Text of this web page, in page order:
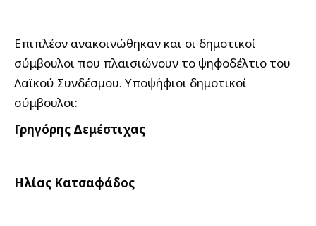
Επιπλέον ανακοινώθηκαν και οι δημοτικοί
σύμβουλοι που πλαισιώνουν το ψηφοδέλτιο του
Λαϊκού Συνδέσμου. Υποψήφιοι δημοτικοί
σύμβουλοι:
Γρηγόρης Δεμέστιχας
Ηλίας Κατσαφάδος